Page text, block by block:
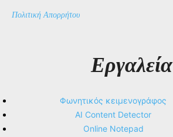
Πολιτική Απορρήτου
Εργαλεία
Φωνητικός κειμενογράφος
AI Content Detector
Online Notepad